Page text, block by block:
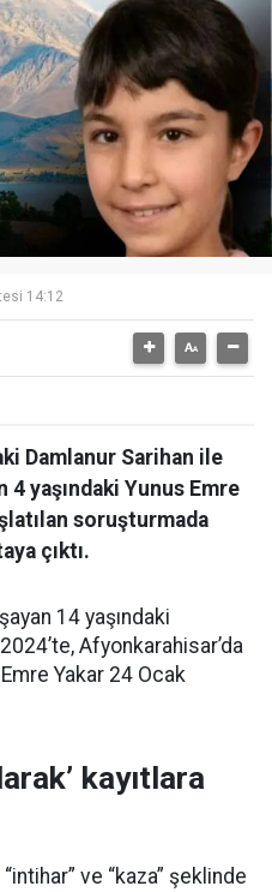
14:12
Damlanur Sarihan ile
4 yaşındaki Yunus Emre
soruşturmada
çıktı.
14 yaşındaki
Afyonkarahisar’da
Yakar 24 Ocak
kayıtlara
ve “kaza” şeklinde